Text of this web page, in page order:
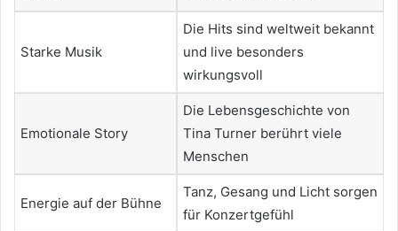
Starke Musik
Die Hits sind weltweit bekannt
und live besonders
wirkungsvoll
Emotionale Story
Die Lebensgeschichte von
Tina Turner berührt viele
Menschen
Energie auf der Bühne
Tanz, Gesang und Licht sorgen
für Konzertgefühl